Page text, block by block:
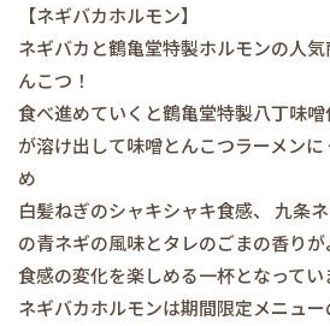
【ネギバカホルモン】
ネギバカと鶴亀堂特製ホルモンの人
んこつ！
食べ進めていくと鶴亀堂特製八丁味
が溶け出して味噌とんこつラーメン
め
白髪ねぎのシャキシャキ食感、 九条
の青ネギの風味とタレのごまの香りが
食感の変化を楽しめる一杯となってい
ネギバカホルモンは期間限定メニュ